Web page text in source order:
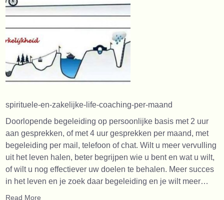
spirituele-en-zakelijke-life-coaching-per-maand
Doorlopende begeleiding op persoonlijke basis met 2 uur
aan gesprekken, of met 4 uur gesprekken per maand, met
begeleiding per mail, telefoon of chat. Wilt u meer vervulling
uit het leven halen, beter begrijpen wie u bent en wat u wilt,
of wilt u nog effectiever uw doelen te behalen. Meer succes
in het leven en je zoek daar begeleiding en je wilt meer…
Read More